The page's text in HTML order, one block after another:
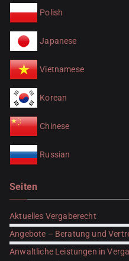
Polish
Japanese
Vietnamese
Korean
Chinese
Russian
Seiten
Aktuelles Vergaberecht
Angebote – Beratung und
Anwaltliche Leistungen in